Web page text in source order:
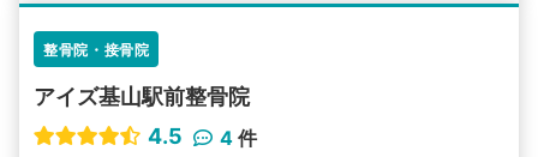
整骨院・接骨院
アイズ基山駅前整骨院
4.5
4 件